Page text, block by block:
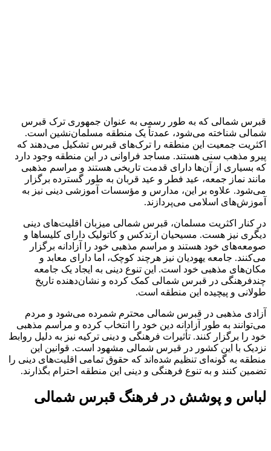
قبرس شمالی که به طور رسمی به عنوان جمهوری ترک قبرس
شمالی شناخته می‌شود، عمدتاً یک منطقه مسلمان‌نشین است.
اکثریت جمعیت این منطقه را ترک‌های قبرس تشکیل می‌دهند که
پیرو مذهب سنی هستند. مساجد فراوانی در این منطقه وجود دارد
که بسیاری از آن‌ها دارای قدمت تاریخی هستند و مراسم مذهبی
مانند نماز جمعه، عید فطر و عید قربان به طور گسترده برگزار
می‌شود. علاوه بر این، مدارس و مؤسسات آموزشی دینی نیز به
آموزش‌های اسلامی می‌پردازند.
در کنار اکثریت مسلمان، قبرس شمالی میزبان اقلیت‌های دینی
دیگری نیز هست. مسیحیان ارتدکس و کاتولیک دارای کلیساها و
صومعه‌های خود هستند و مراسم مذهبی خود را آزادانه برگزار
می‌کنند. جامعه یهودیان نیز هرچند کوچک، اما دارای معابد و
مکان‌های مذهبی خود است. این تنوع دینی به ایجاد یک جامعه
چندفرهنگی در قبرس شمالی کمک کرده و نشان‌دهنده تاریخ
طولانی و پیچیده این منطقه است.
آزادی مذهبی در قبرس شمالی محترم شمرده می‌شود و مردم
می‌توانند به طور آزادانه دین خود را انتخاب کرده و مراسم مذهبی
خود را برگزار کنند. تأثیرات فرهنگی و دینی ترکیه نیز به دلیل روابط
نزدیک با این کشور در قبرس شمالی مشهود است. قوانین این
منطقه به گونه‌ای تنظیم شده‌اند که حقوق تمامی اقلیت‌های دینی را
تضمین کنند و به تنوع فرهنگی و دینی این منطقه احترام بگذارند.
لباس و پوشش در فرهنگ قبرس شمالی